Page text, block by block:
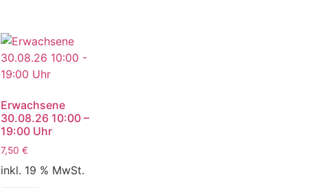
Erwachsene
30.08.26 10:00 –
19:00 Uhr
7,50 €
inkl. 19 % MwSt.